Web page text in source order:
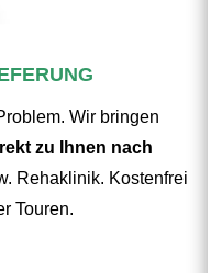
Wir bringen
zu Ihnen nach
Rehaklinik. Kostenfrei
Touren.